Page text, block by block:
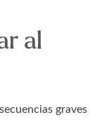
al
graves